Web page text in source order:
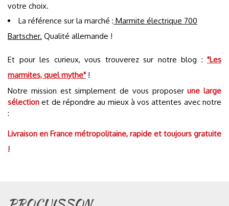
votre choix.
La référence sur la marché : Marmite électrique 700
Bartscher. Qualité allemande !
Et pour les curieux, vous trouverez sur notre blog : "Les
marmites, quel mythe" !
Notre mission est simplement de vous proposerune large
sélection et de répondre au mieux à vos attentes avec notre
:
Livraison en France métropolitaine, rapide et toujours gratuite
!